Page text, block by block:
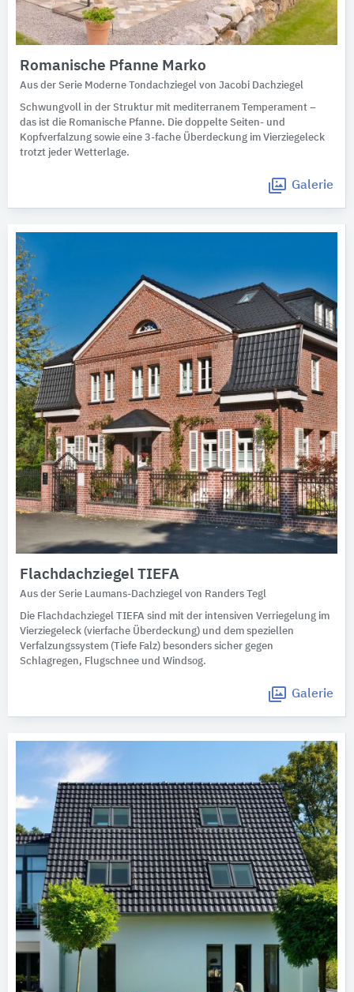
Romanische Pfanne Marko
Aus der Serie Moderne Tondachziegel von Jacobi Dachziegel
Schwungvoll in der Struktur mit mediterranem Temperament –
das ist die Romanische Pfanne. Die doppelte Seiten- und
Kopfverfalzung sowie eine 3-fache Überdeckung im Vierziegeleck
trotzt jeder Wetterlage.
Galerie
Flachdachziegel TIEFA
Aus der Serie Laumans-Dachziegel von Randers Tegl
Die Flachdachziegel TIEFA sind mit der intensiven Verriegelung im
Vierziegeleck (vierfache Überdeckung) und dem speziellen
Verfalzungssystem (Tiefe Falz) besonders sicher gegen
Schlagregen, Flugschnee und Windsog.
Galerie